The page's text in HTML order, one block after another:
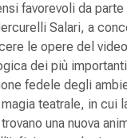
favorevoli da
Salari, a
le opere del
dei più
fedele degli
teatrale, in cui
una nuova